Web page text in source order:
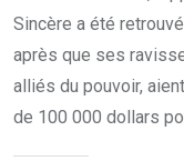
Sincère a été
après que ses
alliés du pouvoir,
de 100 000 dollars